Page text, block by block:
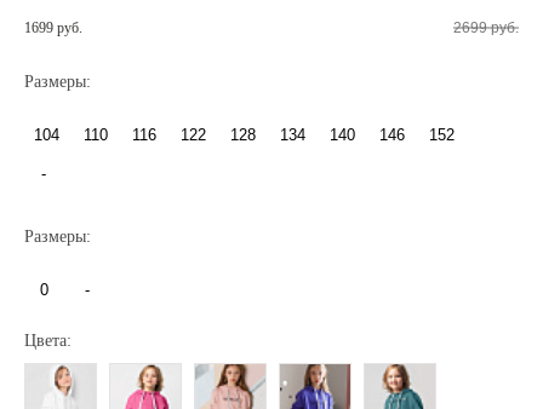
1699 руб. 2699 руб.
Размеры:
104 110 116 122 128 134 140 146 152
-
Размеры:
0 -
Цвета: